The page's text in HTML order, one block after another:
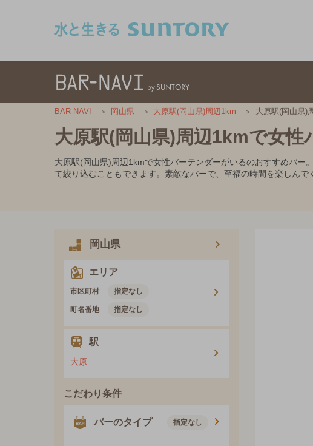
BAR-NAVI 岡山県 大原駅(岡山県)周辺1km 大原駅(岡山県)
大原駅(岡山県)周辺1kmで女
大原駅(岡山県)周辺1kmで女性バーテンダーがいるのおすすめバ
て絞り込むこともできます。素敵なバーで、至福の時間を楽しんで
岡山県
エリア
市区町村 指定なし
町名番地 指定なし
駅
大原
こだわり条件
バーのタイプ 指定なし